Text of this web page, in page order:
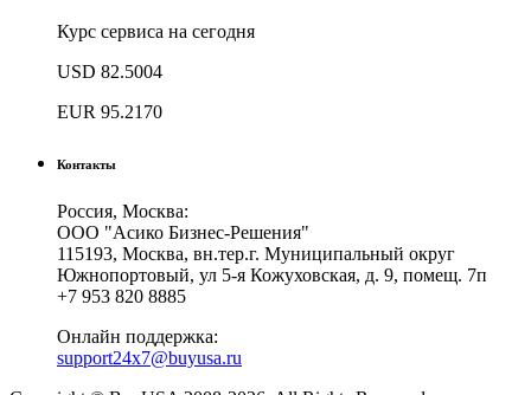
Курс сервиса на сегодня
USD 82.5004
EUR 95.2170
Контакты
Россия, Москва:
ООО "Асико Бизнес-Решения"
115193, Москва, вн.тер.г. Муниципальный округ
Южнопортовый, ул 5-я Кожуховская, д. 9, помещ. 7п
+7 953 820 8885
Онлайн поддержка:
support24x7@buyusa.ru